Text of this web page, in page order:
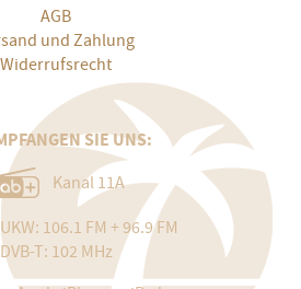
AGB
und Zahlung
Widerrufsrecht
SIE UNS:
Kanal 11A
UKW: 106.1 FM + 96.9 FM
DVB-T: 102 MHz